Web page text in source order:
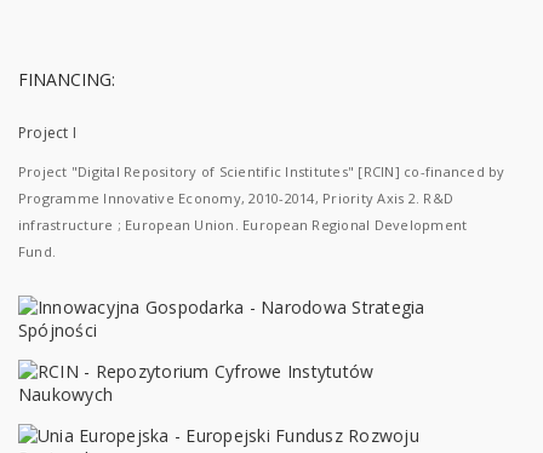
FINANCING:
Project I
Project "Digital Repository of Scientific Institutes" [RCIN] co-financed by
Programme Innovative Economy, 2010-2014, Priority Axis 2. R&D
infrastructure ; European Union. European Regional Development
Fund.